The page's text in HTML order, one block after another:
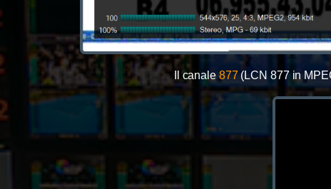
Il canale 877(LCN 877 in